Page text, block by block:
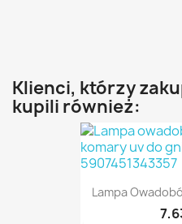
Klienci, którzy
kupili również:
Lampa